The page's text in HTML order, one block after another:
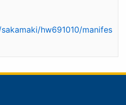
hw691010/manifes